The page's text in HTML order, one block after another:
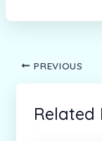
PREVIOUS
Related